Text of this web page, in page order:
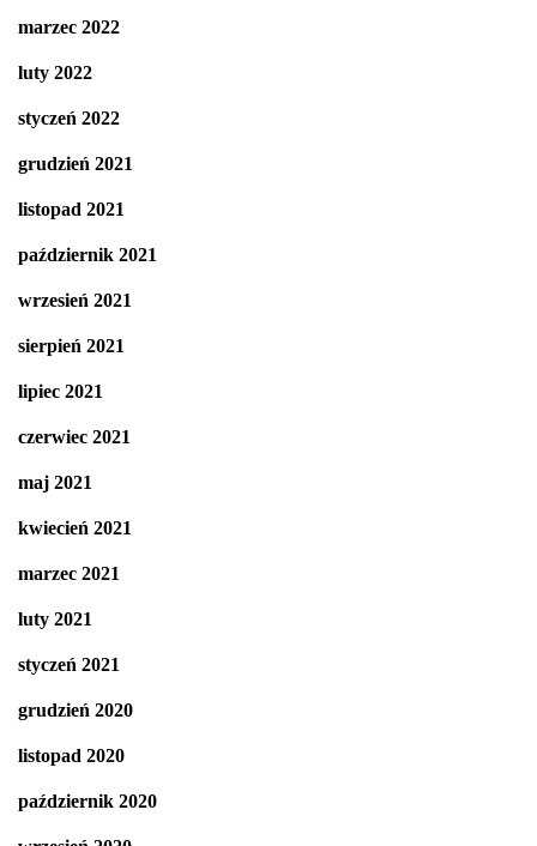
marzec 2022
luty 2022
styczeń 2022
grudzień 2021
listopad 2021
październik 2021
wrzesień 2021
sierpień 2021
lipiec 2021
czerwiec 2021
maj 2021
kwiecień 2021
marzec 2021
luty 2021
styczeń 2021
grudzień 2020
listopad 2020
październik 2020